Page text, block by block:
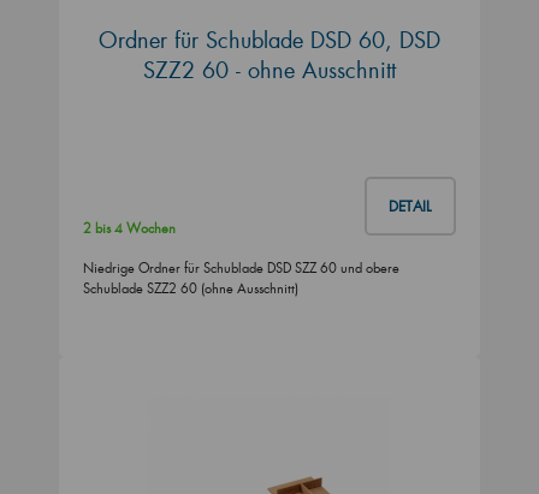
Ordner für Schublade DSD 60, DSD
SZZ2 60 - ohne Ausschnitt
DETAIL
2 bis 4 Wochen
Niedrige Ordner für Schublade DSD SZZ 60 und obere
Schublade SZZ2 60 (ohne Ausschnitt)